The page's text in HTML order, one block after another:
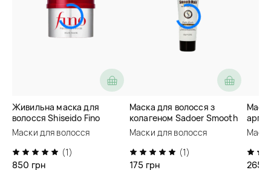
Живильна маска для
волосся Shiseido Fino
Premium Touch Hair Mask
Маски для волосся
(1)
850 грн
Маска для волосся з
колагеном Sadoer Smooth
Hair Collagen Nourish Repair
Hair Mask
Маски для волосся
(1)
175 грн
265